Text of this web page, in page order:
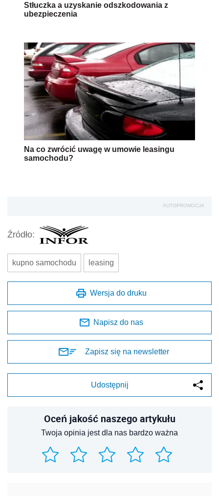
Stłuczka a uzyskanie odszkodowania z
ubezpieczenia
Na co zwrócić uwagę w umowie leasingu
samochodu?
AUTOPROMOCJA
Źródło:
kupno samochodu leasing
Wersja do druku
Napisz do nas
Zapisz się na newsletter
Udostępnij
Oceń jakość naszego artykułu
Twoja opinia jest dla nas bardzo ważna